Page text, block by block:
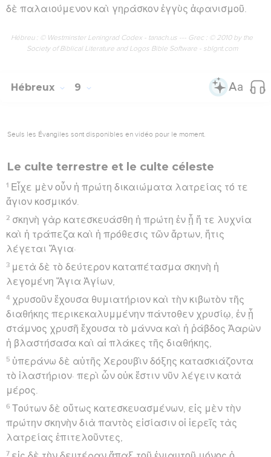
δὲ παλαιούμενον καὶ γηράσκον ἐγγὺς ἀφανισμοῦ.
Hébreu : © Westminster Leningrad Codex - tanach.us --- Grec : © 2010 by the
Society of Biblical Literature and Logos Bible Software - sblgnt.com
Hébreux 9
Seuls les Évangiles sont disponibles en vidéo pour le moment.
Le culte terrestre et le culte céleste
1 Εἶχε μὲν οὖν ἡ πρώτη δικαιώματα λατρείας τό τε
ἅγιον κοσμικόν.
2 σκηνὴ γὰρ κατεσκευάσθη ἡ πρώτη ἐν ᾗ ἥ τε λυχνία
καὶ ἡ τράπεζα καὶ ἡ πρόθεσις τῶν ἄρτων, ἥτις
λέγεται Ἅγια·
3 μετὰ δὲ τὸ δεύτερον καταπέτασμα σκηνὴ ἡ
λεγομένη Ἅγια Ἁγίων,
4 χρυσοῦν ἔχουσα θυμιατήριον καὶ τὴν κιβωτὸν τῆς
διαθήκης περικεκαλυμμένην πάντοθεν χρυσίῳ, ἐν ᾗ
στάμνος χρυσῆ ἔχουσα τὸ μάννα καὶ ἡ ῥάβδος Ἀαρὼν
ἡ βλαστήσασα καὶ αἱ πλάκες τῆς διαθήκης,
5 ὑπεράνω δὲ αὐτῆς Χερουβὶν δόξης κατασκιάζοντα
τὸ ἱλαστήριον· περὶ ὧν οὐκ ἔστιν νῦν λέγειν κατὰ
μέρος.
6 Τούτων δὲ οὕτως κατεσκευασμένων, εἰς μὲν τὴν
πρώτην σκηνὴν διὰ παντὸς εἰσίασιν οἱ ἱερεῖς τὰς
λατρείας ἐπιτελοῦντες,
7